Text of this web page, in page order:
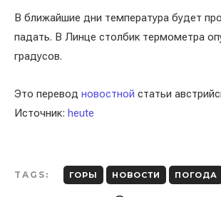
В ближайшие дни температура будет
падать. В Линце столбик термометра
градусов.
Это перевод новостной статьи
Источник: heute
TAGS: ГОРЫ НОВОСТИ ПОГОДА